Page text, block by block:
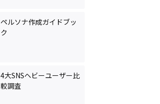
ペルソナ作成ガイドブッ
ク
4大SNSヘビーユーザー比
較調査